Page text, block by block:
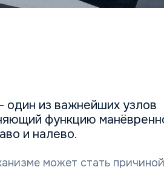
один из важнейших узлов
функцию
и налево.
может стать причиной